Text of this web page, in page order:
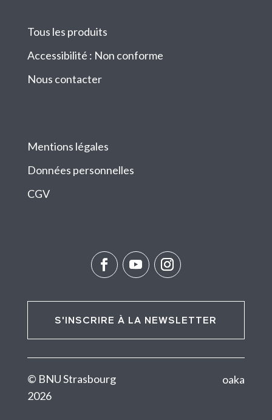
Tous les produits
Accessibilité : Non conforme
Nous contacter
Mentions légales
Données personnelles
CGV
S'INSCRIRE À LA NEWSLETTER
© BNU Strasbourg
2026
oaka